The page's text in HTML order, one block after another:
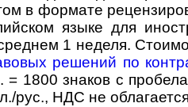
в формате
языке для
1 неделя.
решений по
= 1800 знаков с
рус., НДС не